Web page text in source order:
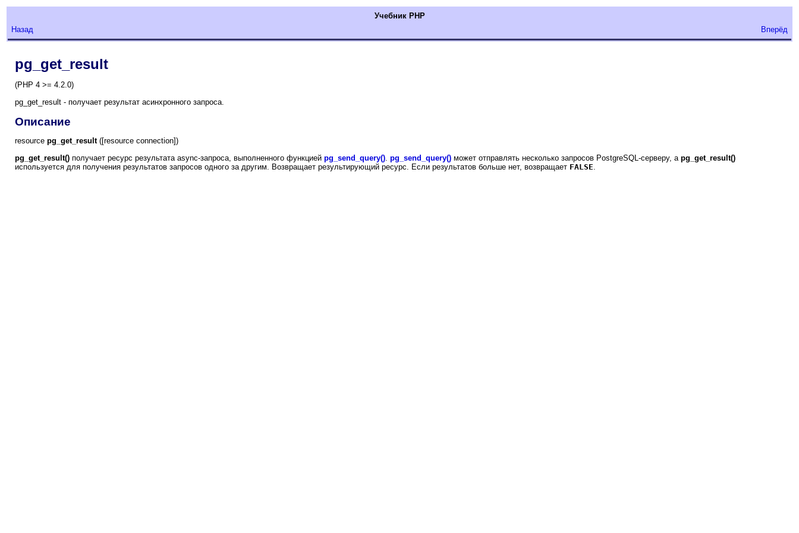
Учебник РНР
Назад
Вперёд
pg_get_result
(PHP 4 >= 4.2.0)
pg_get_result - получает результат асинхронного запроса.
Описание
resource pg_get_result([resource connection])
pg_get_result() получает ресурс результата async-запроса, выполненного функцией pg_send_query() pg_send_query() может отправлять несколько запросов PostgreSQL-серверу, а pg_get_result()
используется для получения результатов запросов одного за другим. Возвращает результирующий ресурс. Если результатов больше нет, возвращает FALSE